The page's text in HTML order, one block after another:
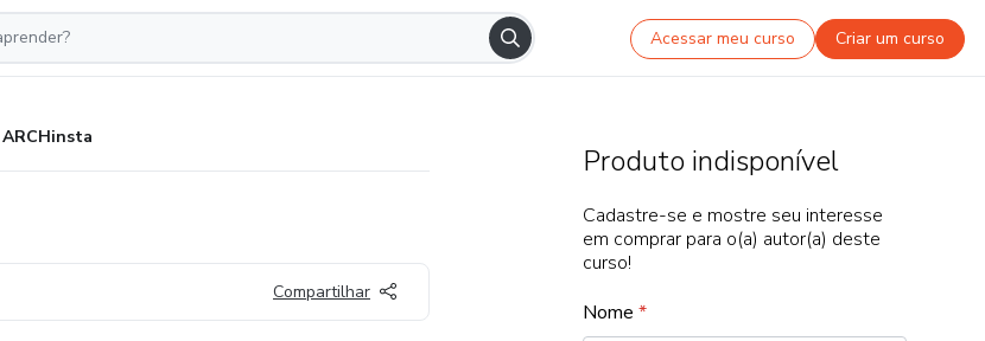
Acessar meu curso Criar um curso
ARCHinsta
Compartilhar
Produto indisponível
Cadastre-se e mostre seu interesse
em comprar para o(a) autor(a) deste
curso!
Nome *